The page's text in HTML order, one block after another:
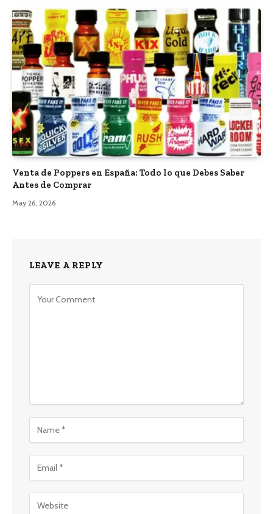
Venta de Poppers en España: Todo lo que Debes Saber
Antes de Comprar
May 26, 2026
LEAVE A REPLY